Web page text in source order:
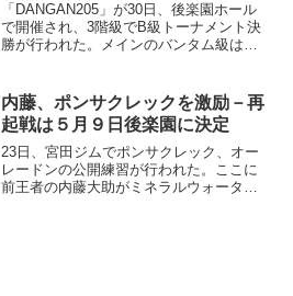
「DANGAN205」が30日、後楽園ホール
で開催され、3階級でB級トーナメント決
勝が行われた。メインのバンタム級は、
0のドロー。優勢点で優勝となった。
金澤は...
内藤、ポンサクレックを激励－再
起戦は５月９日後楽園に決定
23日、宮田ジムでポンサクレック、オー
レードンの公開練習が行われた。ここに
前王者の内藤大助がミネラルウォーター